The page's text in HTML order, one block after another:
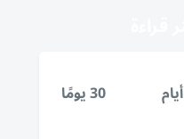
30 يومًا